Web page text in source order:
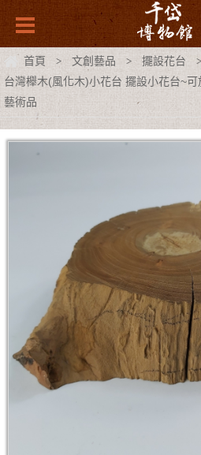
首頁 > 文創藝品 > 擺設花台 >
台灣櫸木(風化木)小花台 擺設小花台~
藝術品